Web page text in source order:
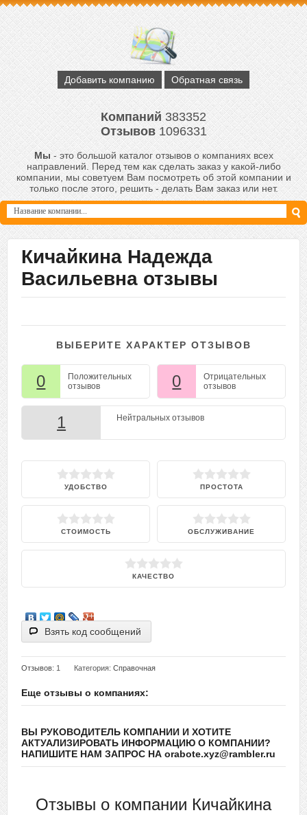
Добавить компанию Обратная связь
Компаний383352
Отзывов1096331
Мы- это большой каталог отзывов о компаниях всех
направлений. Перед тем как сделать заказ у какой-либо
компании, мы советуем Вам посмотреть об этой компании и
только после этого, решить - делать Вам заказ или нет.
Кичайкина Надежда
Васильевна отзывы
ВЫБЕРИТЕ ХАРАКТЕР ОТЗЫВОВ
0
Положительных
отзывов
0
Отрицательных
отзывов
1 Нейтральных отзывов
УДОБСТВО ПРОСТОТА
СТОИМОСТЬ ОБСЛУЖИВАНИЕ
КАЧЕСТВО
Взять код сообщений
Отзывов: 1 Категория: Справочная
Еще отзывы о компаниях:
ВЫ РУКОВОДИТЕЛЬ КОМПАНИИ И ХОТИТЕ
АКТУАЛИЗИРОВАТЬ ИНФОРМАЦИЮ О КОМПАНИИ?
НАПИШИТЕ НАМ ЗАПРОС НА orabote.xyz@rambler.ru
Отзывы о компании Кичайкина